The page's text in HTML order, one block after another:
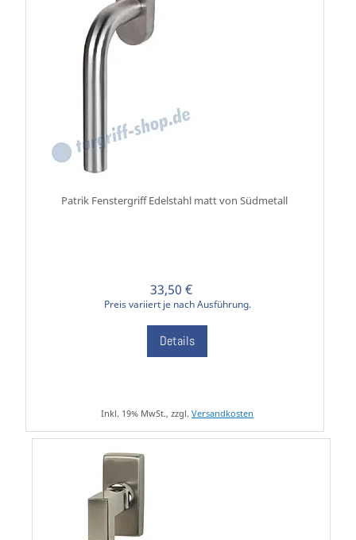
Patrik Fenstergriff Edelstahl matt von Südmetall
33,50 €
Preis variiert je nach Ausführung.
Details
Inkl. 19% MwSt., zzgl.Versandkosten